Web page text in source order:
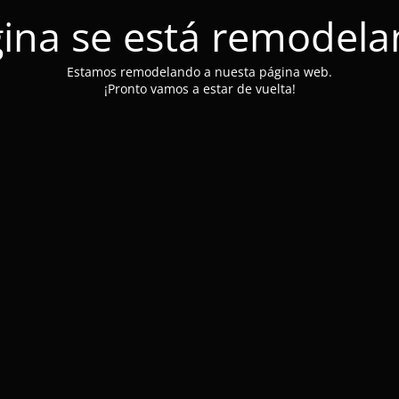
se está
Estamos remodelando a nuesta página web.
¡Pronto vamos a estar de vuelta!